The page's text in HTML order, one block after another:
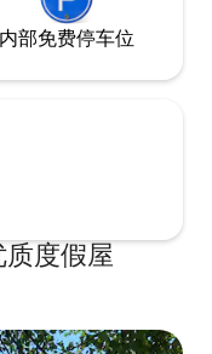
内部免费停车位
度假屋